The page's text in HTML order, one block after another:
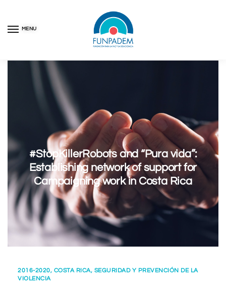
MENU
#StopKillerRobots and “Pura vida”:
Establishing network of support for
Campaigning work in Costa Rica
2016-2020, COSTA RICA, SEGURIDAD Y PREVENCIÓN DE LA
VIOLENCIA